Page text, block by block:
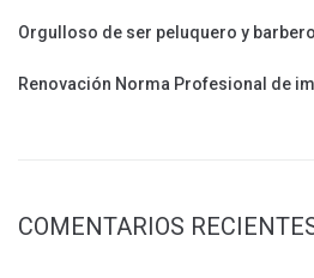
Orgulloso de ser peluquero y barbero
Renovación Norma Profesional de
COMENTARIOS